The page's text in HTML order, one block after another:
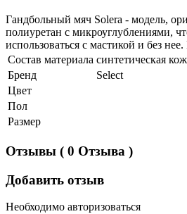
Гандбольный мяч Solera - модель,
полиуретан с микроуглублениями,
использоваться с мастикой и без нее.
Состав материала синтетическая
Бренд
Select
Цвет
Пол
Размер
Отзывы ( 0 Отзыва )
Добавить отзыв
Необходимо авторизоваться